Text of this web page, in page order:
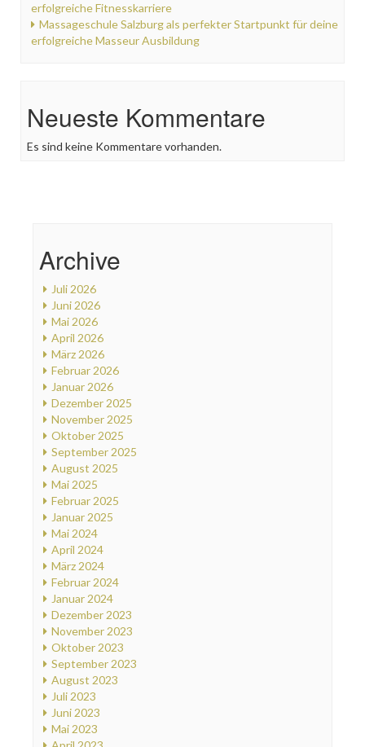
erfolgreiche Fitnesskarriere
Massageschule Salzburg als perfekter Startpunkt für deine
erfolgreiche Masseur Ausbildung
Neueste Kommentare
Es sind keine Kommentare vorhanden.
Archive
Juli 2026
Juni 2026
Mai 2026
April 2026
März 2026
Februar 2026
Januar 2026
Dezember 2025
November 2025
Oktober 2025
September 2025
August 2025
Mai 2025
Februar 2025
Januar 2025
Mai 2024
April 2024
März 2024
Februar 2024
Januar 2024
Dezember 2023
November 2023
Oktober 2023
September 2023
August 2023
Juli 2023
Juni 2023
Mai 2023